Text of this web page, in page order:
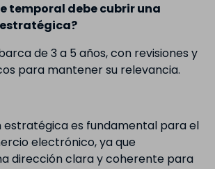
temporal debe cubrir una
de 3 a 5 años, con revisiones y
para mantener su relevancia.
estratégica es fundamental para el
electrónico, ya que
dirección clara y coherente para